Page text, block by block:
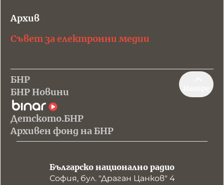
Архив
Съвет за електронни медии
БНР
БНР Новини
Детското.БНР
Архивен фонд на БНР
Българско национално радио
София, бул. "Драган Цанков" 4